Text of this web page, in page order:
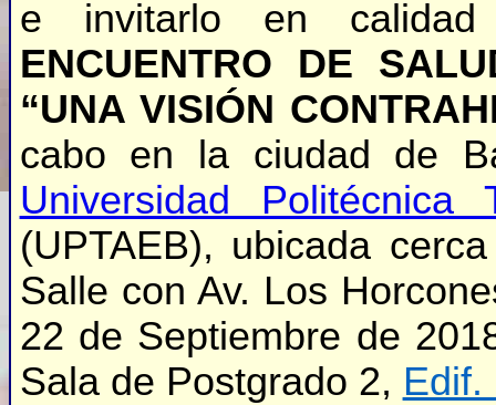
e invitarlo en
ENCUENTRO DE
“UNA VISIÓN
cabo en la ciudad de
Universidad Politécnica
(UPTAEB), ubicada
Salle con Av. Los
22 de Septiembre de
Sala de Postgrado 2, Edif.